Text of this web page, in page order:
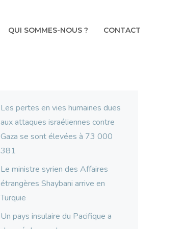
QUI SOMMES-NOUS ? CONTACT
Les pertes en vies humaines dues
aux attaques israéliennes contre
Gaza se sont élevées à 73 000
381
Le ministre syrien des Affaires
étrangères Shaybani arrive en
Turquie
Un pays insulaire du Pacifique a